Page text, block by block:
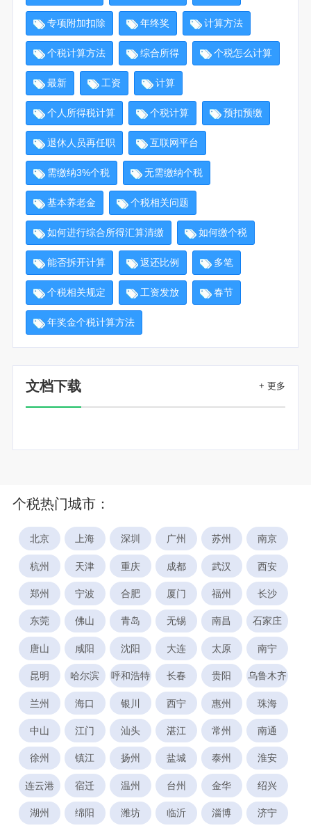
专项附加扣除 年终奖 计算方法
个税计算方法 综合所得 个税怎么计算
最新 工资 计算
个人所得税计算 个税计算 预扣预缴
退休人员再任职 互联网平台
需缴纳3%个税 无需缴纳个税
基本养老金 个税相关问题
如何进行综合所得汇算清缴 如何缴个税
能否拆开计算 返还比例 多笔
个税相关规定 工资发放 春节
年奖金个税计算方法
文档下载 + 更多
个税热门城市：
北京 上海 深圳 广州 苏州 南京
杭州 天津 重庆 成都 武汉 西安
郑州 宁波 合肥 厦门 福州 长沙
东莞 佛山 青岛 无锡 南昌 石家庄
唐山 咸阳 沈阳 大连 太原 南宁
昆明 哈尔滨 呼和浩特 长春 贵阳 乌鲁木齐
兰州 海口 银川 西宁 惠州 珠海
中山 江门 汕头 湛江 常州 南通
徐州 镇江 扬州 盐城 泰州 淮安
连云港 宿迁 温州 台州 金华 绍兴
湖州 绵阳 潍坊 临沂 淄博 济宁